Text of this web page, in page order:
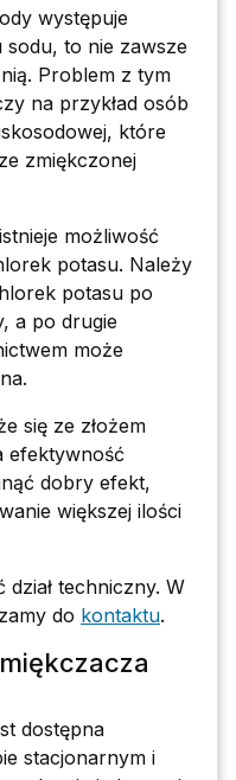
występuje
to nie zawsze
Problem z tym
na przykład osób
które
zmiękczonej
możliwość
potasu. Należy
potasu po
a po drugie
może
się ze złożem
efektywność
dobry efekt,
większej ilości
dział techniczny. W
do kontaktu.
dostępna
stacjonarnym i